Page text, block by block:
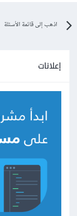
اذهب إلى قائمة الأسئلة
إعلانات